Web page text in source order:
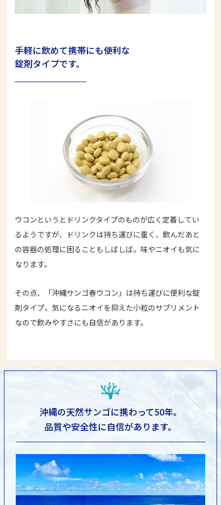
手軽に飲めて携帯にも便利な
錠剤タイプです。
ウコンというとドリンクタイプのものが広く定着してい
るようですが、ドリンクは持ち運びに重く、飲んだあと
の容器の処理に困ることもしばしば。味やニオイも気に
なります。
その点、「沖縄サンゴ春ウコン」は持ち運びに便利な錠
剤タイプ。気になるニオイを抑えた小粒のサプリメント
なので飲みやすさにも自信があります。
沖縄の天然サンゴに携わって50年。
品質や安全性に自信があります。